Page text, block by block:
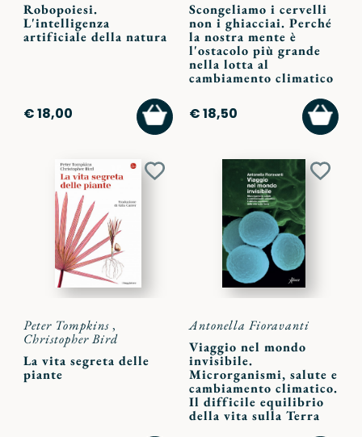
Robopoiesi.
L'intelligenza
artificiale della natura
€ 18,00
AGGIUNGI
AL
CARRELLO
Scongeliamo i cervelli
non i ghiacciai. Perché
la nostra mente è
l'ostacolo più grande
nella lotta al
cambiamento climatico
€ 18,50
AL
Aggiungi
Peter Tompkins,
Christopher Bird
La vita segreta delle
piante
Antonella Fioravanti
Viaggio nel mondo
invisibile.
Microrganismi, salute e
cambiamento climatico.
Il difficile equilibrio
della vita sulla Terra